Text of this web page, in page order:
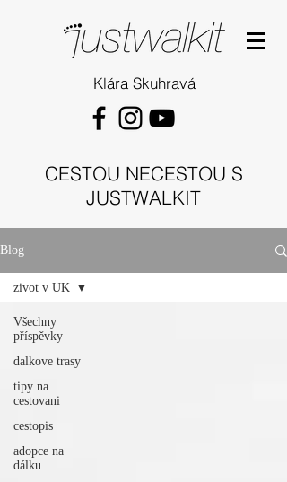
Klára Skuhravá
CESTOU NECESTOU S
JUSTWALKIT
Blog
Všechny
příspěvky
dalkove trasy
tipy na
cestovani
cestopis
adopce na
dálku
zivot v UK